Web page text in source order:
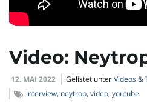
Video:
12. MAI 2022 Gelistet unterVideos &
interview, neytrop, video, youtube